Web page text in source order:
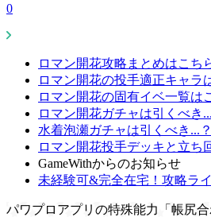
0
ロマン開花攻略まとめはこち
ロマン開花の投手適正キャラ
ロマン開花の固有イベ一覧は
ロマン開花ガチャは引くべき
水着泡瀬ガチャは引くべき...？
ロマン開花投手デッキと立ち
GameWithからのお知らせ
未経験可&完全在宅！攻略ラ
パワプロアプリの特殊能力「帳尻